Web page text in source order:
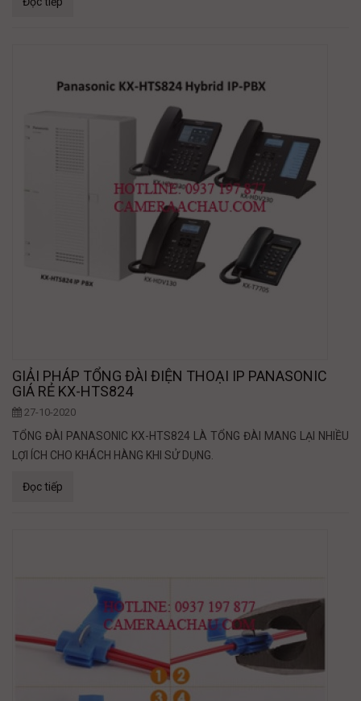
GIẢI PHÁP TỔNG ĐÀI ĐIỆN THOẠI IP PANASONIC
GIÁ RẺ KX-HTS824
27-10-2020
TỔNG ĐÀI PANASONIC KX-HTS824 LÀ TỔNG ĐÀI MANG LẠI NHIỀU
LỢI ÍCH CHO KHÁCH HÀNG KHI SỬ DỤNG.
Đọc tiếp